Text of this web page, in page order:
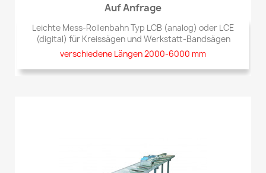
Auf Anfrage
Leichte Mess-Rollenbahn Typ LCB (analog) oder LCE
(digital) für Kreissägen und Werkstatt-Bandsägen
verschiedene Längen 2000-6000 mm